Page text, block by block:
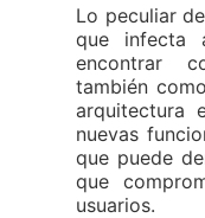
Lo peculiar
que infecta
encontrar
también
arquitectura
nuevas
que puede
que
usuarios.